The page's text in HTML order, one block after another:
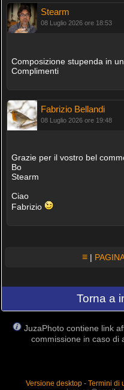
Stearm
08 Luglio 2026 ore 18:53
Composizione stupenda in
Complimenti
Fabrizio Bellandi
08 Luglio 2026 ore 19:48
Grazie per il vostro bel
Bo
Stearm
Ciao
Fabrizio
≡ |
Torna a
JuzaPhoto contiene link
commissione in caso di
Versione desktop- Termini di